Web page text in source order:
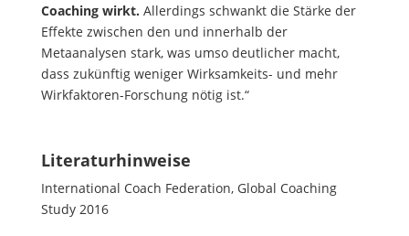
Coaching wirkt. Allerdings schwankt die Stärke der
Effekte zwischen den und innerhalb der
Metaanalysen stark, was umso deutlicher macht,
dass zukünftig weniger Wirksamkeits- und mehr
Wirkfaktoren-Forschung nötig ist.“
Literaturhinweise
International Coach Federation, Global Coaching
Study 2016